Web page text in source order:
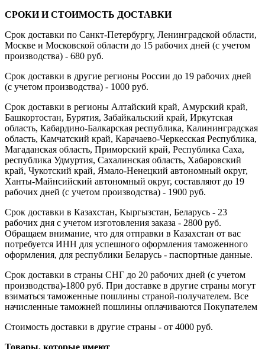
СРОКИ И СТОИМОСТЬ ДОСТАВКИ
Срок доставки по Санкт-Петербургу, Ленинградской области,
Москве и Московской области до 15 рабочих дней (с учетом
производства) - 680 руб.
Срок доставки в другие регионы России до 19 рабочих дней
(с учетом производства) - 1000 руб.
Срок доставки в регионы Алтайский край, Амурский край,
Башкортостан, Бурятия, Забайкальский край, Иркутская
область, Кабардино-Балкарская республика, Калининградская
область, Камчатский край, Карачаево-Черкесская Республика,
Магаданская область, Приморский край, Республика Саха,
республика Удмуртия, Сахалинская область, Хабаровский
край, Чукотский край, Ямало-Ненецкий автономный округ,
Ханты-Майнсийский автономный округ, составляют до 19
рабочих дней (с учетом производства) - 1900 руб.
Срок доставки в Казахстан, Кыргызстан, Беларусь - 23
рабочих дня с учетом изготовления заказа - 2800 руб.
Обращаем внимание, что для отправки в Казахстан от вас
потребуется ИНН для успешного оформления таможенного
оформления, для республики Беларусь - паспортные данные.
Срок доставки в страны СНГ до 20 рабочих дней (с учетом
производства)-1800 руб. При доставке в другие страны могут
взиматься таможенные пошлины страной-получателем. Все
начисленные таможней пошлины оплачиваются Покупателем
Стоимость доставки в другие страны - от 4000 руб.
Товары, которые имеют